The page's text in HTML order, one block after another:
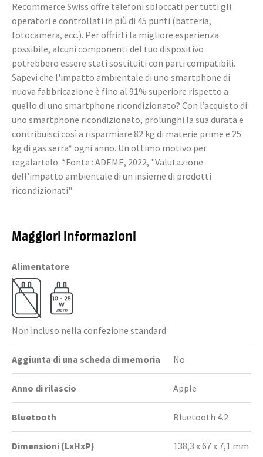
Recommerce Swiss offre telefoni sbloccati per tutti gli
operatori e controllati in più di 45 punti (batteria,
fotocamera, ecc.). Per offrirti la migliore esperienza
possibile, alcuni componenti del tuo dispositivo
potrebbero essere stati sostituiti con parti compatibili.
Sapevi che l'impatto ambientale di uno smartphone di
nuova fabbricazione è fino al 91% superiore rispetto a
quello di uno smartphone ricondizionato? Con l’acquisto di
uno smartphone ricondizionato, prolunghi la sua durata e
contribuisci così a risparmiare 82 kg di materie prime e 25
kg di gas serra* ogni anno. Un ottimo motivo per
regalartelo. *Fonte : ADEME, 2022, "Valutazione
dell'impatto ambientale di un insieme di prodotti
ricondizionati"
Maggiori Informazioni
Alimentatore
Non incluso nella confezione standard
Aggiunta di una scheda di memoria No
Anno di rilascio Apple
Bluetooth Bluetooth 4.2
Dimensioni (LxHxP) 138,3 x 67 x 7,1 mm